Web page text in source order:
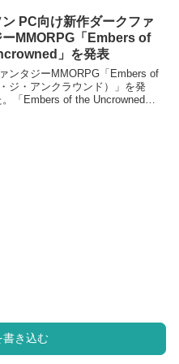
PC向け新作ダークファ
ーMMORPG「Embers of
」を発表
ンタジーMMORPG「Embers of
ジ・アンクラウンド）」を発
「Embers of the Uncrowned」
書き込む